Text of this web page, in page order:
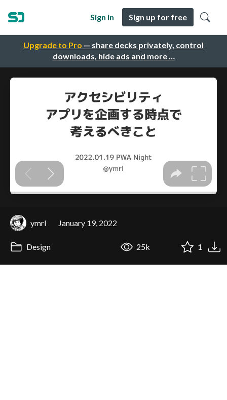
Upgrade to Pro — share decks privately, control
downloads, hide ads and more …
Sign in Sign up for free
ymrl January 19, 2022
Design 25k 1